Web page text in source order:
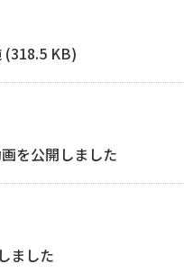
(318.5 KB)
を公開しました
ました